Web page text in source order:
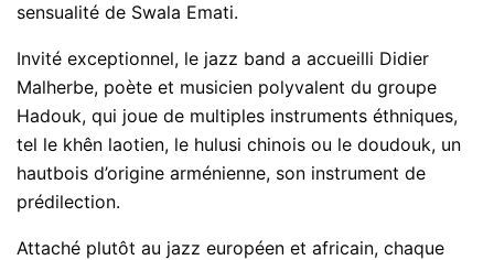
sensualité de Swala Emati.
Invité exceptionnel, le jazz band a accueilli Didier
Malherbe, poète et musicien polyvalent du groupe
Hadouk, qui joue de multiples instruments éthniques,
tel le khên laotien, le hulusi chinois ou le doudouk, un
hautbois d’origine arménienne, son instrument de
prédilection.
Attaché plutôt au jazz européen et africain, chaque